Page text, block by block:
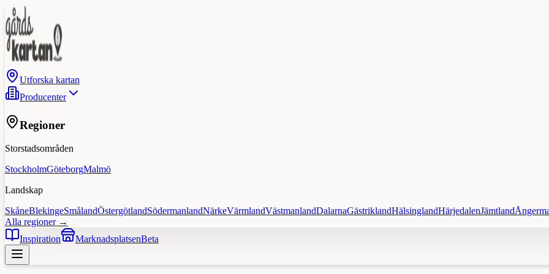
Utforska kartan
Producenter
Regioner
Storstadsområden
StockholmGöteborgMalmö
Landskap
SkåneBlekingeSmålandÖstergötlandSödermanlandNärkeVärmlandVästmanlandDalarnaGästriklandHälsinglandHärjedalenJämtland
Alla regioner →
Inspiration
MarknadsplatsenBeta